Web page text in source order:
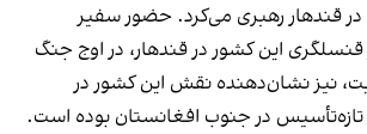
قندهار رهبری می‌کرد. حضور سفیر
قنسلگری این کشور در قندهار، در اوج جنگ
نیز نشان‌دهنده نقش این کشور در
در جنوب افغانستان بوده است.